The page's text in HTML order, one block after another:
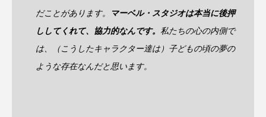
だことがあります。 マーベル・スタジオは本当に後押
ししてくれて、協力的なんです。 私たちの心の内側で
は、（こうしたキャラクター達は）子どもの頃の夢の
ような存在なんだと思います。